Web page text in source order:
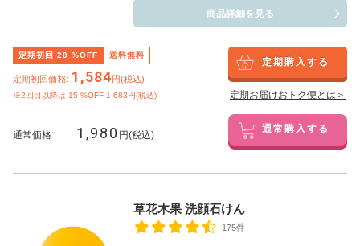
商品詳細を見る
定期初回 20 %OFF 送料無料
定期初回価格: 1,584円(税込)
※2回目以降は 15 %OFF 1,683円(税込)
定期購入する
定期お届けおトク便とは＞
通常価格 1,980 円(税込) 通常購入する
草花木果 洗顔石けん
175件